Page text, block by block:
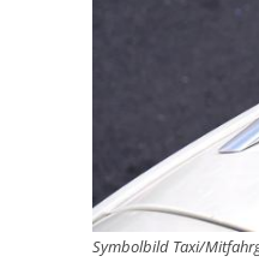
Symbolbild Taxi/